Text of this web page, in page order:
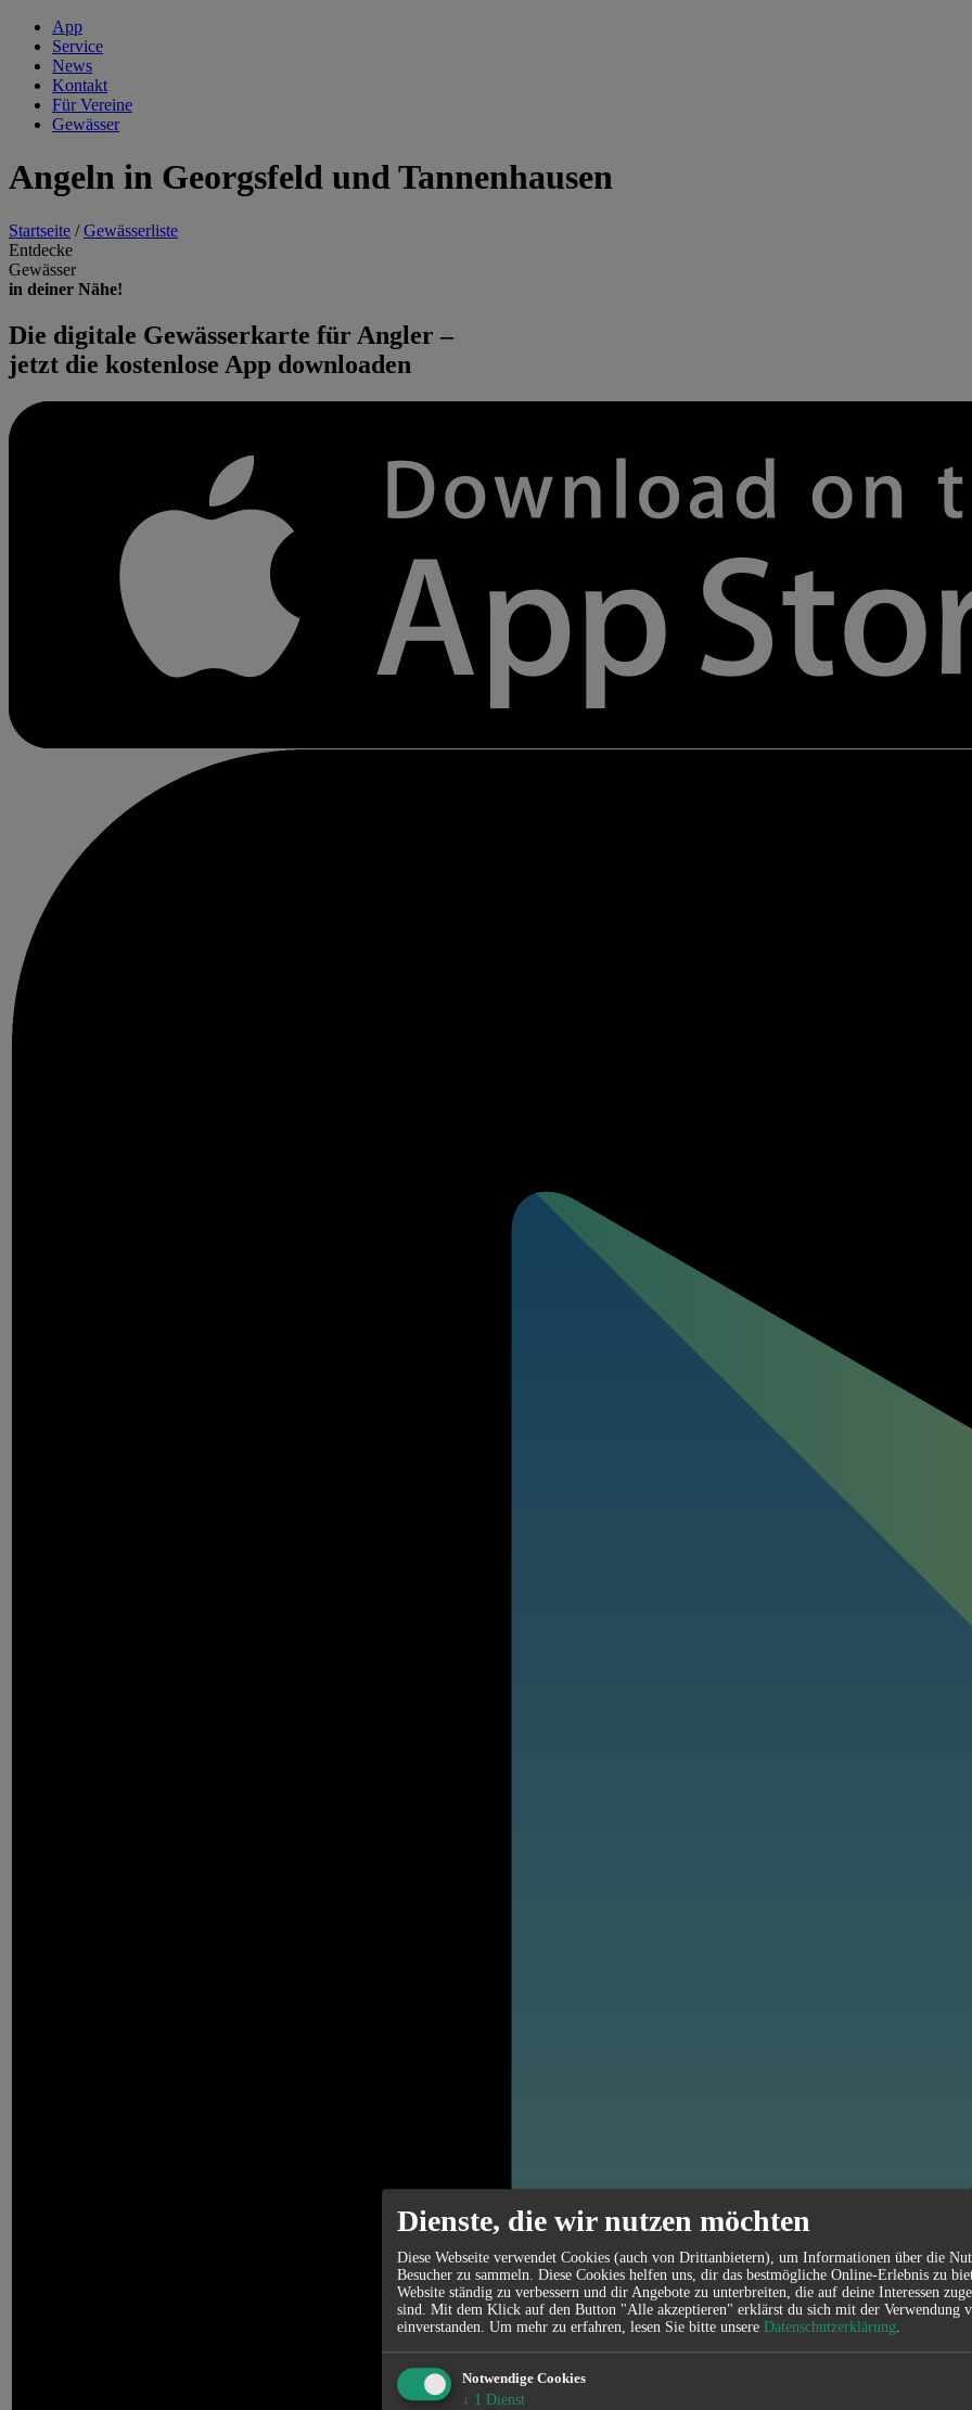
App
Service
News
Kontakt
Für Vereine
Gewässer
Angeln in Georgsfeld und Tannenhausen
Startseite /Gewässerliste
Entdecke
Gewässer
in deiner Nähe!
Die digitale Gewässerkarte für Angler –
jetzt die kostenlose App downloaden
Dienste, die wir nutzen möchten
Diese Webseite verwendet Cookies (auch von Drittanbietern), um Informationen über die
Besucher zu sammeln. Diese Cookies helfen uns, dir das bestmögliche Online-Erlebnis zu
Website ständig zu verbessern und dir Angebote zu unterbreiten, die auf deine Interessen
sind. Mit dem Klick auf den Button "Alle akzeptieren" erklärst du sich mit der Verwendung
einverstanden. Um mehr zu erfahren, lesen Sie bitte unsere Datenschutzerklärung.
Notwendige Cookies
↓ 1 Dienst